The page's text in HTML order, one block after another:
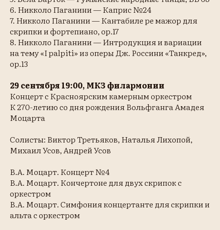
6. Никколо Паганини — Каприс №24
7. Никколо Паганини — Кантабиле ре мажор для
скрипки и фортепиано, op.17
8. Никколо Паганини — Интродукция и вариации
на тему «I palpiti» из оперы Дж. Россини «Танкред»,
op.13
29 сентября 19:00, МКЗ филармонии
Концерт с Красноярским камерным оркестром
К 270-летию со дня рождения Вольфганга Амадея
Моцарта
Солисты: Виктор Третьяков, Наталья Лихопой,
Михаил Усов, Андрей Усов
В.А. Моцарт. Концерт №4
В.А. Моцарт. Кончертоне для двух скрипок с
оркестром
В.А. Моцарт. Симфония концертанте для скрипки и
альта с оркестром